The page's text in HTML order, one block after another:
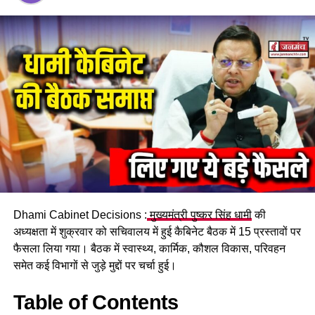
गया कि एक युवती को मिक्सर ट्रैक्टर ने टक्कर मार दी है।
जानकारी मिलते ही पुलिस टीम घटनास्थल पर पहुंची। उस समय युवती
गंभीर हालत में थी। पुलिस ने तत्काल उसे उपचार के लिए अस्पताल
भिजवाया, लेकिन डॉक्टर उसे बचा नहीं सके।
मिक्सर ट्रैक्टर कब्जे में, चालक हिरासत में
हादसे के बाद पुलिस ने दुर्घटना में शामिल मिक्सर ट्रैक्टर को अपने कब्जे में
ले लिया है। पुलिस ने चालक को भी हिरासत में लेकर मामले की जांच शुरू
कर दी है।
फिलहाल पुलिस हादसे के कारणों का पता लगाने में जुटी है। दुर्घटना किस
परिस्थिति में हुई और टक्कर के समय वाहन की गति कितनी थी, इन सभी
पहलुओं की जांच की जा रही है।
Dhami Cabinet Decisions : मुख्यमंत्री पुष्कर सिंह धामीकी
अध्यक्षता में शुक्रवार को सचिवालय में हुई कैबिनेट बैठक में 15 प्रस्तावों पर
फैसला लिया गया। बैठक में स्वास्थ्य, कार्मिक, कौशल विकास, परिवहन
समेत कई विभागों से जुड़े मुद्दों पर चर्चा हुई।
Table of Contents